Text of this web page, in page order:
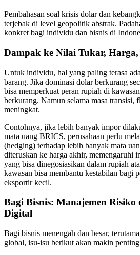
Pembahasan soal krisis dolar dan
terjebak di level geopolitik abstrak.
konkret bagi individu dan bisnis di
Dampak ke Nilai Tukar,
Untuk individu, hal yang paling terasa
barang. Jika dominasi dolar berkurang
bisa memperkuat peran rupiah di
berkurang. Namun selama masa transisi,
meningkat.
Contohnya, jika lebih banyak impor
mata uang BRICS, perusahaan perlu
(hedging) terhadap lebih banyak mata
diteruskan ke harga akhir, memengaruhi
yang bisa dinegosiasikan dalam rupiah
kawasan bisa membantu kestabilan bagi
eksportir kecil.
Bagi Bisnis: Manajemen
Digital
Bagi bisnis menengah dan besar,
global, isu-isu berikut akan makin